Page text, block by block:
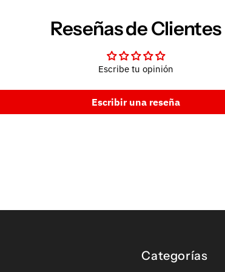
Reseñas de Clientes
Escribe tu opinión
Escribir una reseña
Categorías